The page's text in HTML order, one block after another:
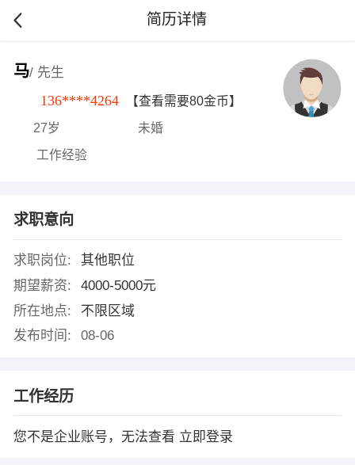
简历详情
马/ 先生
136****4264 【查看需要80金币】
27岁 未婚
工作经验
求职意向
求职岗位:
其他职位
期望薪资:
4000-5000元
所在地点:
不限区域
发布时间:
08-06
工作经历
您不是企业账号，无法查看 立即登录